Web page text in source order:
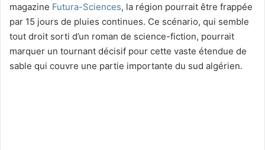
magazine Futura-Sciences, la région pourrait être frappée
par 15 jours de pluies continues. Ce scénario, qui semble
tout droit sorti d’un roman de science-fiction, pourrait
marquer un tournant décisif pour cette vaste étendue de
sable qui couvre une partie importante du sud algérien.